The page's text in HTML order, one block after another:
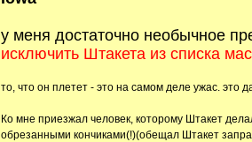
у меня достаточно необычное
исключить Штакета из списка
то, что он плетет - это на самом деле ужас. это
Ко мне приезжал человек, которому Штакет
обрезанными кончиками(!)(обещал Штакет